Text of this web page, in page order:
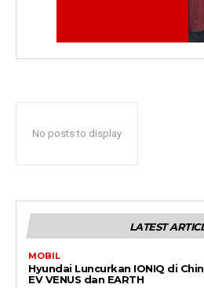
No posts to display
LATEST
MOBIL
Hyundai Luncurkan IONIQ di
EV VENUS dan EARTH